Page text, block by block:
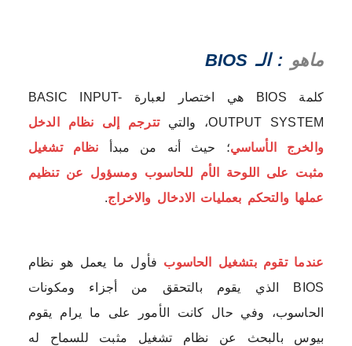
ماهو : الـ BIOS
كلمة BIOS هي اختصار لعبارة BASIC INPUT-
OUTPUT SYSTEM، والتي
تترجم إلى نظام الدخل
والخرج الأساسي؛ حيث أنه من مبدأ نظام تشغيل
مثبت على اللوحة الأم للحاسوب ومسؤول عن تنظيم
عملها والتحكم بعمليات الادخال والاخراج.
عندما تقوم بتشغيل الحاسوب فأول ما يعمل هو نظام
BIOS الذي يقوم بالتحقق من أجزاء ومكونات
الحاسوب، وفي حال كانت الأمور على ما يرام يقوم
بيوس بالبحث عن نظام تشغيل مثبت للسماح له